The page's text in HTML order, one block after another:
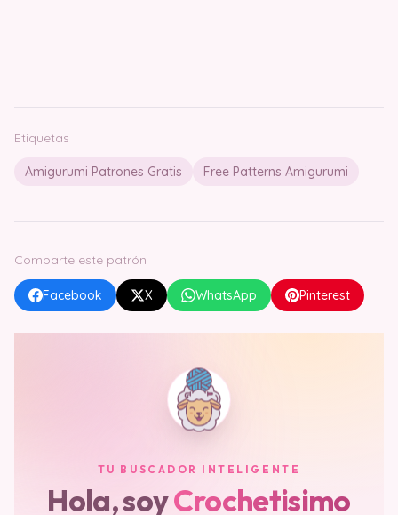
Etiquetas
Amigurumi Patrones Gratis Free Patterns Amigurumi
Comparte este patrón
Facebook X WhatsApp Pinterest
TU BUSCADOR INTELIGENTE
Hola, soyCrochetisimo